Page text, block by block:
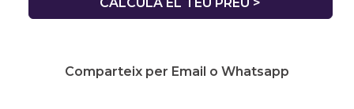
Comparteix per Email o Whatsapp